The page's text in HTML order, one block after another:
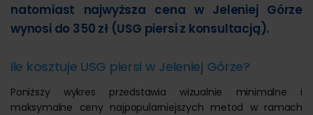
natomiast najwyższa cena w Jeleniej Górze
wynosi do 350 zł (USG piersi z konsultacją).
Ile kosztuje USG piersi w Jeleniej Górze?
Poniższy wykres przedstawia wizualnie minimalne i
maksymalne ceny najpopularniejszych metod w ramach